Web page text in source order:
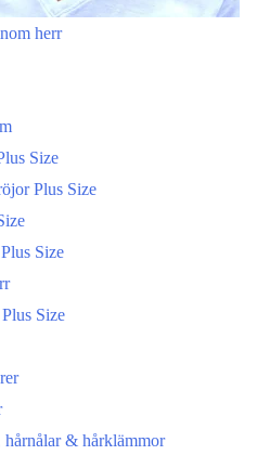
herr
Size
Plus Size
Size
Size
hårnålar & hårklämmor